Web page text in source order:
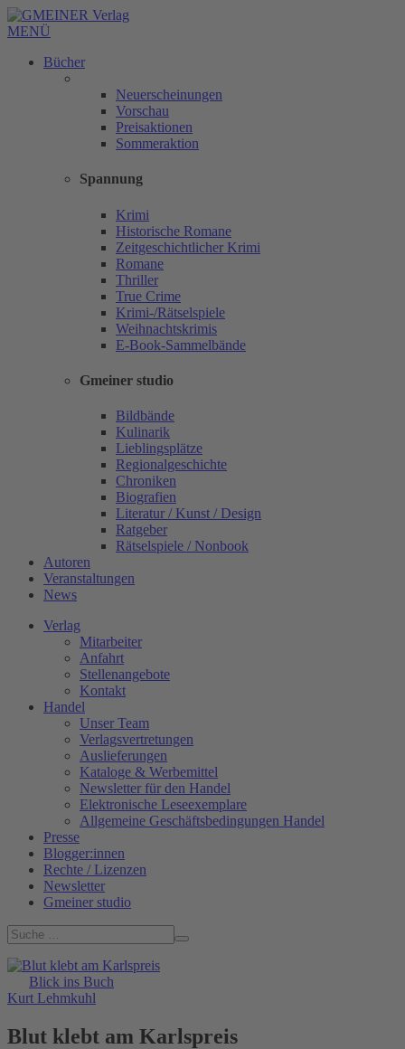
MENÜ
Bücher
Neuerscheinungen
Vorschau
Preisaktionen
Sommeraktion
Spannung
Krimi
Historische Romane
Zeitgeschichtlicher Krimi
Romane
Thriller
True Crime
Krimi-/Rätselspiele
Weihnachtskrimis
E-Book-Sammelbände
Gmeiner studio
Bildbände
Kulinarik
Lieblingsplätze
Regionalgeschichte
Chroniken
Biografien
Literatur / Kunst / Design
Ratgeber
Rätselspiele / Nonbook
Autoren
Veranstaltungen
News
Verlag
Mitarbeiter
Anfahrt
Stellenangebote
Kontakt
Handel
Unser Team
Verlagsvertretungen
Auslieferungen
Kataloge & Werbemittel
Newsletter für den Handel
Elektronische Leseexemplare
Allgemeine Geschäftsbedingungen Handel
Presse
Blogger:innen
Rechte / Lizenzen
Newsletter
Gmeiner studio
Blick ins Buch
Kurt Lehmkuhl
Blut klebt am Karlspreis